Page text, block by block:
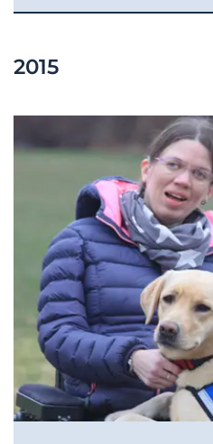
2015